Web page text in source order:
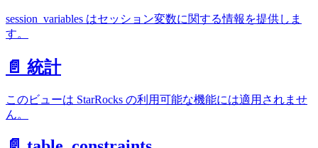
session_variables はセッション変数に関する情報を提供しま
す。
📄️ 統計
このビューは StarRocks の利用可能な機能には適用されませ
ん。